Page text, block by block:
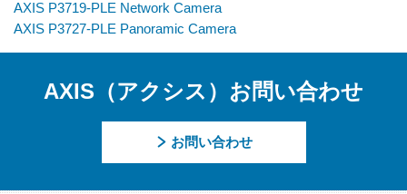
AXIS P3719-PLE Network Camera
AXIS P3727-PLE Panoramic Camera
AXIS（アクシス）お問い合わせ
お問い合わせ